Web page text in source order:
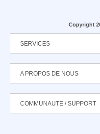
Copyright
SERVICES
A PROPOS DE NOUS
COMMUNAUTE / SUPPORT